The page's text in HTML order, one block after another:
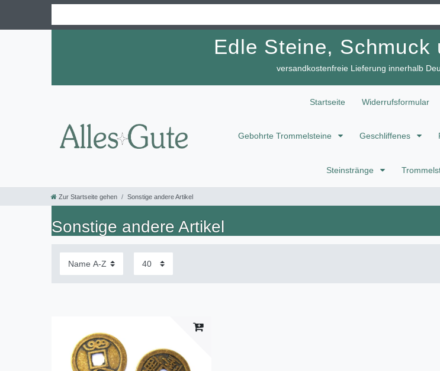
Edle Steine, Schmuck
versandkostenfreie Lieferung innerhalb
Startseite Widerrufsformular
Gebohrte Trommelsteine Geschliffenes
Steinstränge
Zur Startseite gehen Sonstige andere Artikel
Sonstige andere Artikel